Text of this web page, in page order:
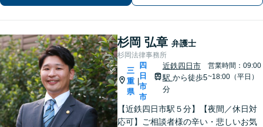
杉岡 弘章 弁護士
杉岡法律事務所
三
重
県
四
日
市
市
近鉄四日市
駅 から徒歩5
分
営業時間：09:00
~18:00（平日）
【近鉄四日市駅５分】【夜間／休日対
応可】ご相談者様の辛い・悲しいお気